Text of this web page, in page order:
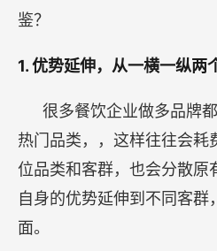
鉴？
1. 优势延伸，从一横一纵两
很多餐饮企业做多品牌
热门品类，，这样往往会耗
位品类和客群，也会分散原
自身的优势延伸到不同客群
面。